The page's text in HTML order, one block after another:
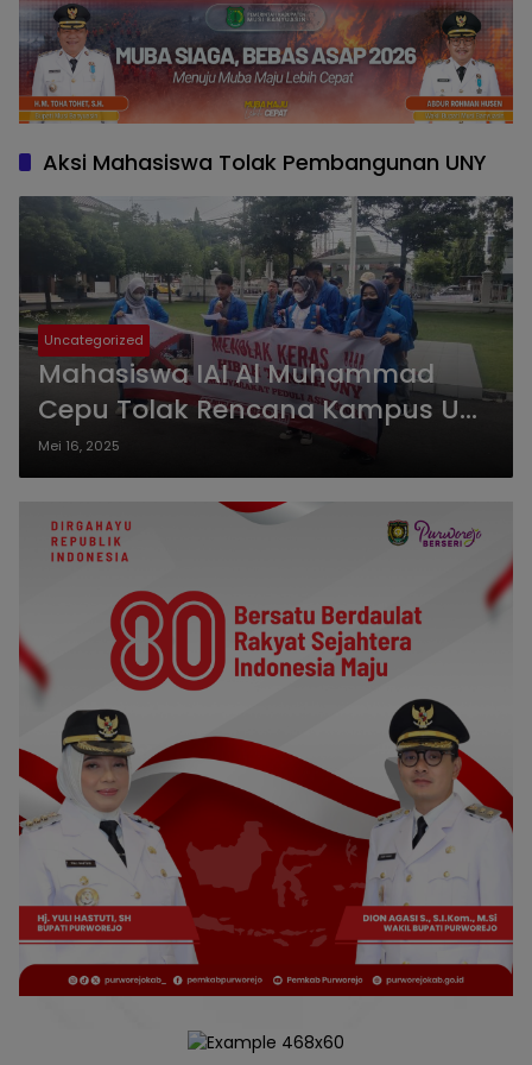
Aksi Mahasiswa Tolak Pembangunan UNY
Uncategorized
Mahasiswa IAI Al Muhammad
Cepu Tolak Rencana Kampus UNY
di Blora, Soroti Lingkungan hingga
Kepentingan Masyarakat Lokal
Mei 16, 2025